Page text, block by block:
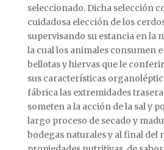
seleccionado. Dicha selección
cuidadosa elección de los
supervisando su estancia en la
la cual los animales consumen
bellotas y hiervas que le
sus características
fábrica las extremidades
someten a la acción de la sal y
largo proceso de secado y
bodegas naturales y al final del